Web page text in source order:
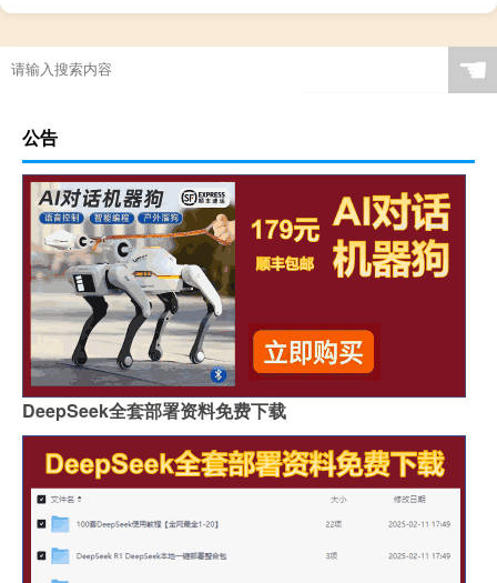
☚
公告
DeepSeek全套部署资料免费下载